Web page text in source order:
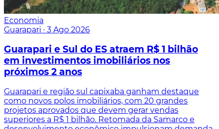
Economia
Guarapari · 3 Ago 2026
Guarapari e Sul do ES atraem R$ 1 bilhão
em investimentos imobiliários nos
próximos 2 anos
Guarapari e região sul capixaba ganham destaque
como novos polos imobiliários, com 20 grandes
projetos aprovados que devem gerar vendas
superiores a R$ 1 bilhão. Retomada da Samarco e